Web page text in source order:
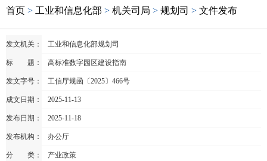
首页 > 工业和信息化部 > 机关司局 > 规划司 > 文件发布
发文机关： 工业和信息化部规划司
标 题： 高标准数字园区建设指南
发文字号： 工信厅规函〔2025〕466号
成文日期： 2025-11-13
发布日期： 2025-11-18
发布机构： 办公厅
分 类： 产业政策